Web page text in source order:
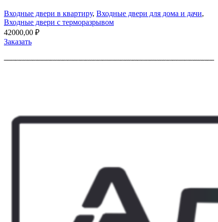
Входные двери в квартиру, Входные двери для дома и дачи,
Входные двери с терморазрывом
42000,00 ₽
Заказать